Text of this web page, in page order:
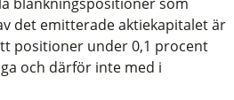
det emitterade aktiekapitalet är
positioner under 0,1 procent
och därför inte med i